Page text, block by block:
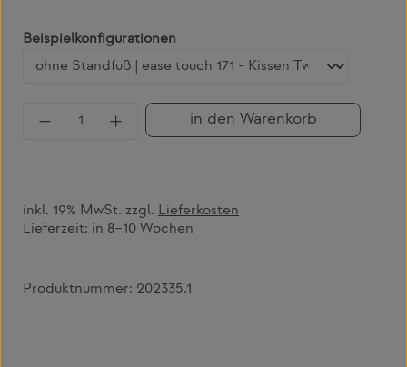
Beispielkonfigurationen
Produkt Anzahl: Gib den gewünschten
in den Warenkorb
inkl. 19% MwSt. zzgl. Lieferkosten
Lieferzeit: in 8–10 Wochen
Produktnummer: 202335.1